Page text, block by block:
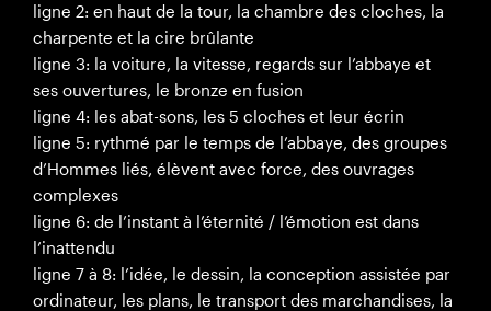
ligne 2: en haut de la tour, la chambre des cloches, la
charpente et la cire brûlante
ligne 3: la voiture, la vitesse, regards sur l’abbaye et
ses ouvertures, le bronze en fusion
ligne 4: les abat-sons, les 5 cloches et leur écrin
ligne 5: rythmé par le temps de l’abbaye, des groupes
d’Hommes liés, élèvent avec force, des ouvrages
complexes
ligne 6: de l’instant à l’éternité / l’émotion est dans
l’inattendu
ligne 7 à 8: l’idée, le dessin, la conception assistée par
ordinateur, les plans, le transport des marchandises, la